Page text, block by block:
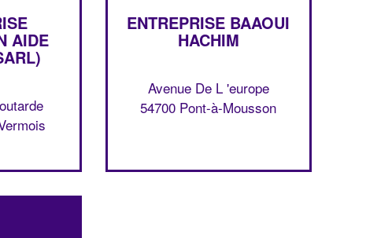
AIDE
ENTREPRISE BAAOUI
HACHIM
Avenue De L 'europe
54700 Pont-à-Mousson
professionnel ?
vosmarges tout en gagnant de
nouveaux clients!